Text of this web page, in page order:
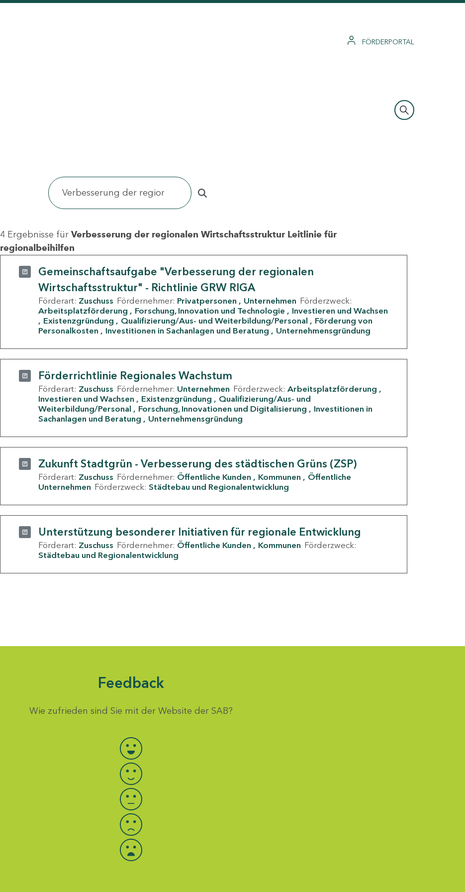
FÖRDERPORTAL
4 Ergebnisse für Verbesserung der regionalen Wirtschaftsstruktur Leitlinie für
regionalbeihilfen
Gemeinschaftsaufgabe "Verbesserung der regionalen
Wirtschaftsstruktur" - Richtlinie GRW RIGA
Förderart: Zuschuss Fördernehmer: Privatpersonen Unternehmen Förderzweck:
Arbeitsplatzförderung
Forschung, Innovation und Technologie
Investieren und Wachsen
Existenzgründung
Qualifizierung/Aus- und Weiterbildung/Personal
Förderung von
Personalkosten
Investitionen in Sachanlagen und Beratung Unternehmensgründung
Förderrichtlinie Regionales Wachstum
Förderart: Zuschuss Fördernehmer: Unternehmen Förderzweck: Arbeitsplatzförderung
Investieren und Wachsen
Existenzgründung
Qualifizierung/Aus- und
Weiterbildung/Personal
Forschung, Innovationen und Digitalisierung
Investitionen in
Sachanlagen und Beratung
Unternehmensgründung
Zukunft Stadtgrün - Verbesserung des städtischen Grüns (ZSP)
Förderart: Zuschuss Fördernehmer: Öffentliche Kunden Kommunen
Öffentliche
Unternehmen Förderzweck: Städtebau und Regionalentwicklung
Unterstützung besonderer Initiativen für regionale Entwicklung
Förderart: Zuschuss Fördernehmer: Öffentliche Kunden Kommunen Förderzweck:
Städtebau und Regionalentwicklung
Feedback
Wie zufrieden sind Sie mit der Website der SAB?
Bewertung auswählen